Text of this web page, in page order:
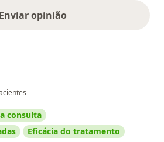
Enviar opinião
consulta
Eficácia do tratamento